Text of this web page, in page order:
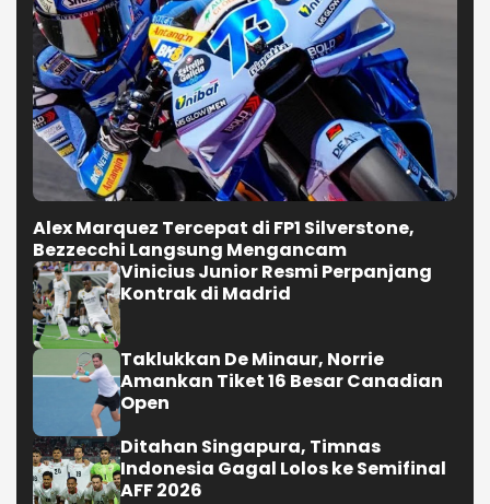
Alex Marquez Tercepat di FP1 Silverstone,
Bezzecchi Langsung Mengancam
Vinicius Junior Resmi Perpanjang
Kontrak di Madrid
Taklukkan De Minaur, Norrie
Amankan Tiket 16 Besar Canadian
Open
Ditahan Singapura, Timnas
Indonesia Gagal Lolos ke Semifinal
AFF 2026